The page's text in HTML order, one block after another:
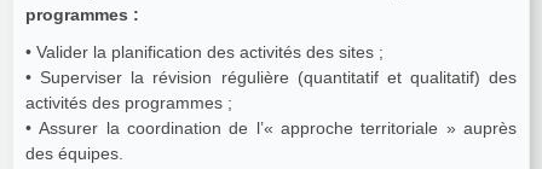
programmes :
• Valider la planification des activités des sites ;
• Superviser la révision régulière (quantitatif et qualitatif) des
activités des programmes ;
• Assurer la coordination de l’« approche territoriale » auprès
des équipes.